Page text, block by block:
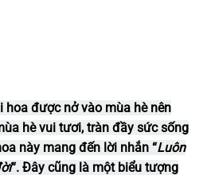
được nở vào mùa hè nên
hè vui tươi, tràn đầy sức sống
này mang đến lời nhắn “Luôn
“. Đây cũng là một biểu tượng